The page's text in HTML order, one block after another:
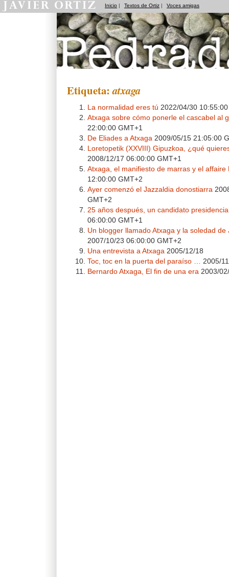
Inicio | Textos de Ortiz | Voces amigas
Etiqueta:atxaga
La normalidad eres tú 2022/04/30
Atxaga sobre cómo ponerle el cascabel al
22:00:00 GMT+1
De Eliades a Atxaga 2009/05/15 21:05:00
Loretopetik (XXVIII) Gipuzkoa, ¿qué
2008/12/17 06:00:00 GMT+1
Atxaga, el manifiesto de marras y el affaire
12:00:00 GMT+2
Ayer comenzó el Jazzaldia donostiarra
GMT+2
25 años después, un candidato
06:00:00 GMT+1
Un blogger llamado Atxaga y la soledad de
2007/10/23 06:00:00 GMT+2
Una entrevista a Atxaga 2005/12/18
Toc, toc en la puerta del paraíso …
2005/
Bernardo Atxaga, El fin de una era 2003/